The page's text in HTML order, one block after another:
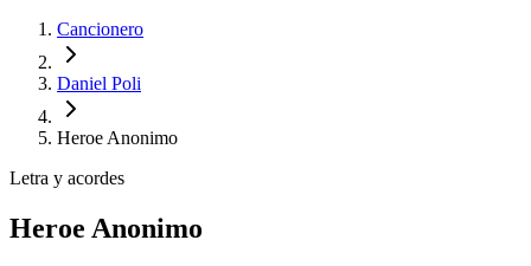
Cancionero
Daniel Poli
Heroe Anonimo
Letra y acordes
Heroe Anonimo